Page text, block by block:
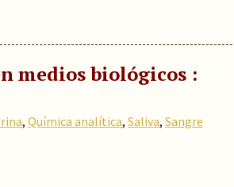
medios biológicos :
, Química analítica, Saliva, Sangre